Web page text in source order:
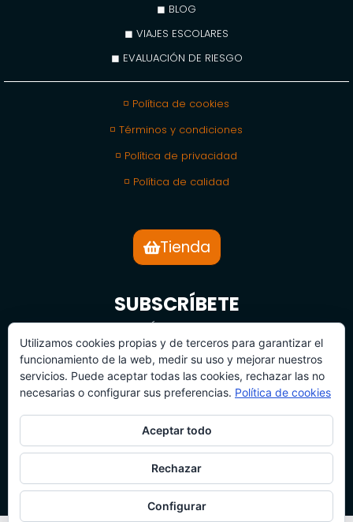
◼ BLOG
◼ VIAJES ESCOLARES
◼ EVALUACIÓN DE RIESGO
◽ Política de cookies
◽ Términos y condiciones
◽ Política de privacidad
◽ Política de calidad
Tienda
SUBSCRÍBETE
BOLETÍN DE NOTICIAS
SUBSCRÍBETE
Utilizamos cookies propias y de terceros para garantizar el
funcionamiento de la web, medir su uso y mejorar nuestros
servicios. Puede aceptar todas las cookies, rechazar las no
necesarias o configurar sus preferencias. Política de cookies
Aceptar todo
Rechazar
Configurar